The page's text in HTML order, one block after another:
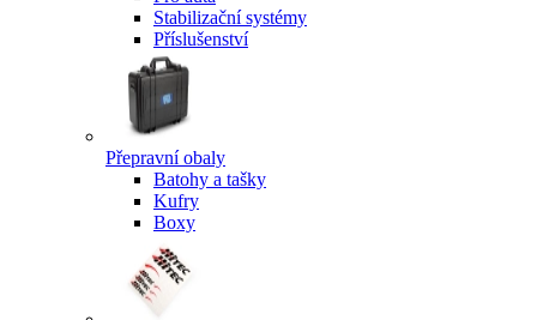
Stabilizační systémy
Příslušenství
Přepravní obaly
Batohy a tašky
Kufry
Boxy